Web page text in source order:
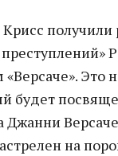
получили
Это
будет
Джанни
на